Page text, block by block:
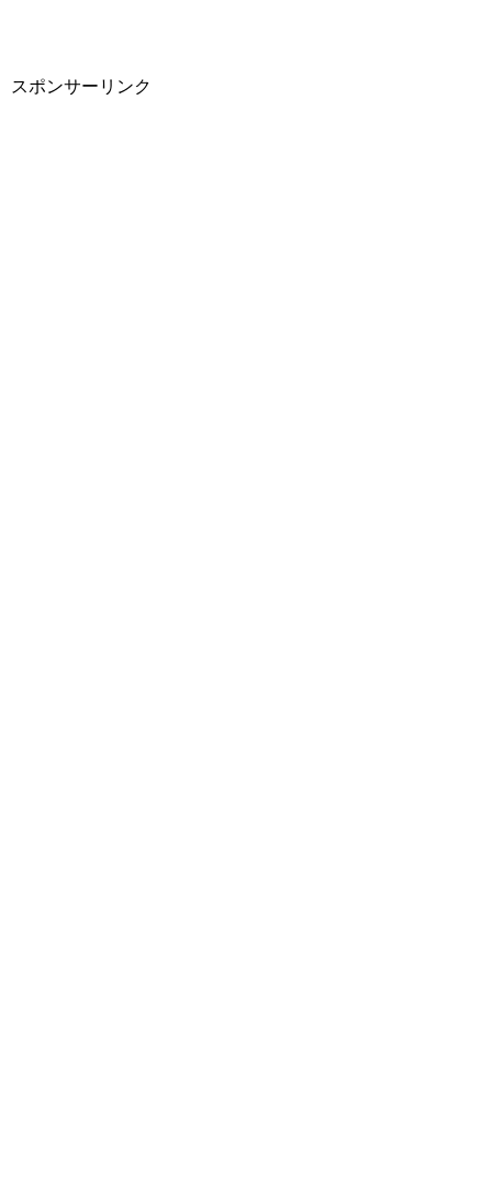
スポンサーリンク